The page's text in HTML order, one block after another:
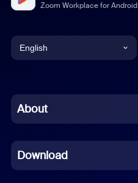
Zoom Workplace for Android
English
Chinese (Simplified)
French
About
Download